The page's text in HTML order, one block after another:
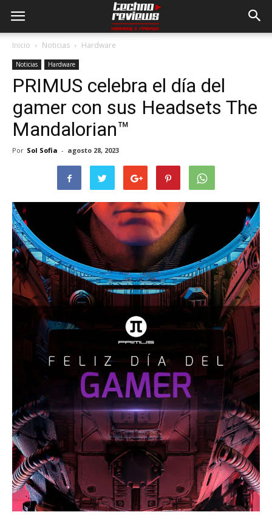
Inicio Noticias Hardware
Noticias Hardware
PRIMUS celebra el día del
gamer con sus Headsets The
Mandalorian™
Por Sol Sofia - agosto 28, 2023